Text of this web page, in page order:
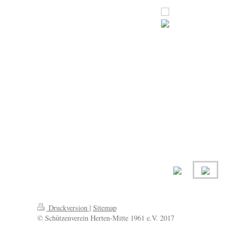
Druckversion | Sitemap
© Schützenverein Herten-Mitte 1961 e.V. 2017